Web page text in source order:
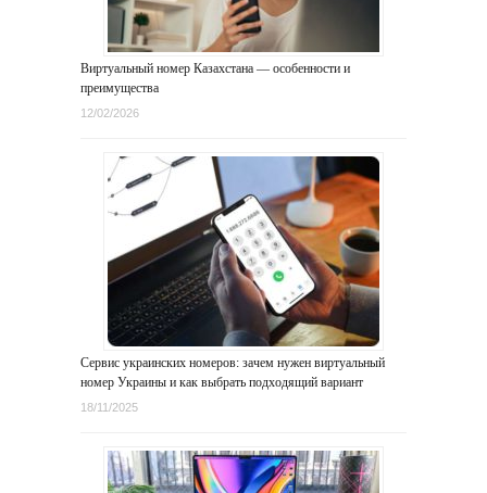
Виртуальный номер Казахстана — особенности и
преимущества
12/02/2026
Сервис украинских номеров: зачем нужен виртуальный
номер Украины и как выбрать подходящий вариант
18/11/2025